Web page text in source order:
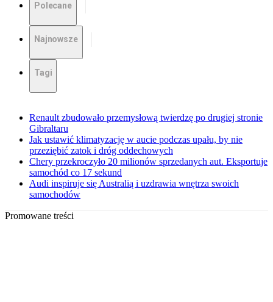
Polecane
Najnowsze
Tagi
Renault zbudowało przemysłową twierdzę po drugiej stronie
Gibraltaru
Jak ustawić klimatyzację w aucie podczas upału, by nie
przeziębić zatok i dróg oddechowych
Chery przekroczyło 20 milionów sprzedanych aut. Eksportuje
samochód co 17 sekund
Audi inspiruje się Australią i uzdrawia wnętrza swoich
samochodów
Promowane treści